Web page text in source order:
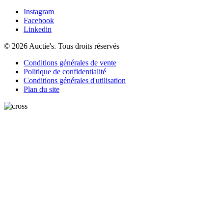
Instagram
Facebook
Linkedin
© 2026 Auctie's. Tous droits réservés
Conditions générales de vente
Politique de confidentialité
Conditions générales d'utilisation
Plan du site